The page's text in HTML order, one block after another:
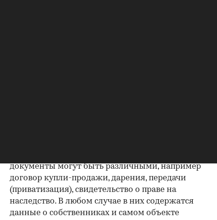
документы могут быть различными, например
договор купли-продажи, дарения, передачи
(приватизация), свидетельство о праве на
наследство. В любом случае в них содержатся
данные о собственниках и самом объекте